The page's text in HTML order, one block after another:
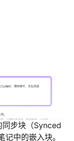
步块（Synced
中的嵌入块。